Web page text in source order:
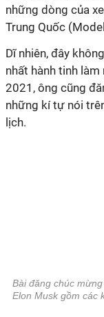
những dòng của
Trung Quốc
Dĩ nhiên, đây
nhất hành tinh làm
2021, ông cũng
những kí tự nói
lịch.
Bài đăng chúc
Elon Musk gồm các